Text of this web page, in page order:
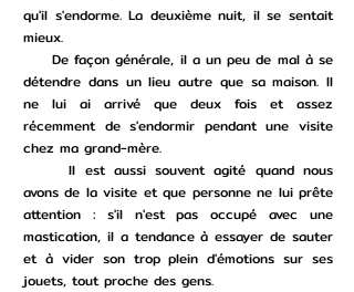
qu'il s'endorme. La deuxième nuit, il se sentait
mieux.
De façon générale, il a un peu de mal à se
détendre dans un lieu autre que sa maison. Il
ne lui ai arrivé que deux fois et assez
récemment de s'endormir pendant une visite
chez ma grand-mère.
Il est aussi souvent agité quand nous
avons de la visite et que personne ne lui prête
attention : s'il n'est pas occupé avec une
mastication, il a tendance à essayer de sauter
et à vider son trop plein d'émotions sur ses
jouets, tout proche des gens.